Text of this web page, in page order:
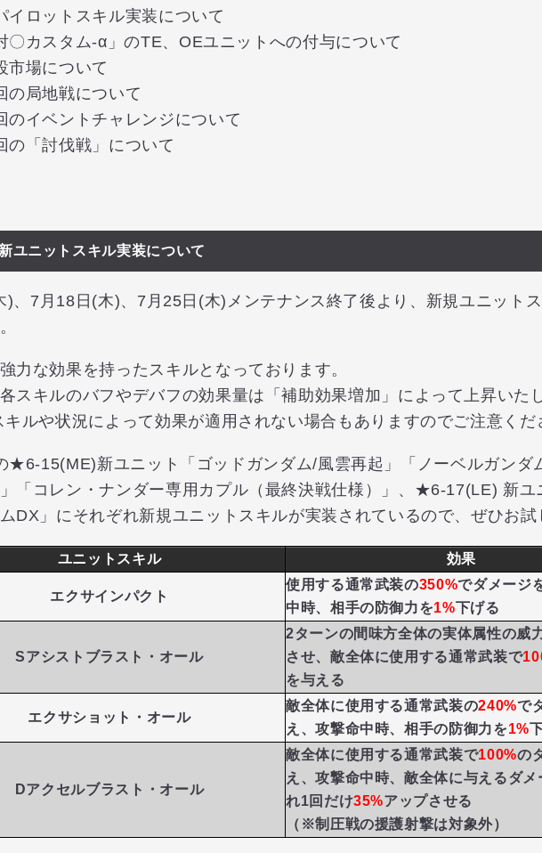
イロットスキル実装について
〇カスタム‐α」のTE、OEユニットへの付与について
市場について
の局地戦について
のイベントチャレンジについて
の「討伐戦」について
新ユニットスキル実装について
)、7月18日(木)、7月25日(木)メンテナンス終了後より、新規ユニット
力な効果を持ったスキルとなっております。
スキルのバフやデバフの効果量は「補助効果増加」によって上昇いた
キルや状況によって効果が適用されない場合もありますのでご注意くだ
★6-15(ME)新ユニット「ゴッドガンダム/風雲再起」「ノーベルガンダ
「コレン・ナンダー専用カプル（最終決戦仕様）」、★6-17(LE) 新ユ
ムDX」にそれぞれ新規ユニットスキルが実装されているので、ぜひお試
ユニットスキル 効果
エクサインパクト
使用する通常武装の350%でダメージ
中時、相手の防御力を1%下げる
Sアシストブラスト・オール
2ターンの間味方全体の実体属性の威
させ、敵全体に使用する通常武装で
を与える
エクサショット・オール
敵全体に使用する通常武装の240%で
え、攻撃命中時、相手の防御力を1%
Dアクセルブラスト・オール
敵全体に使用する通常武装で100%の
え、攻撃命中時、敵全体に与えるダ
れ1回だけ35%アップさせる
（※制圧戦の援護射撃は対象外）